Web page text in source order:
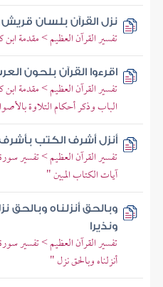
نزل القرآن بلسان
تفسير القرآن العظيم > مقدمة
اقرءوا القرآن بلحون
تفسير القرآن العظيم > مقدمة
الباب وذكر أحكام التلاوة
أنزل أشرف الكتب
تفسير القرآن العظيم > تفسير
آيات الكتاب المبين "
وبالحق أنزلناه وبالحق
ونذيرا
تفسير القرآن العظيم > تفسير
أنزلناه وبالحق نزل "